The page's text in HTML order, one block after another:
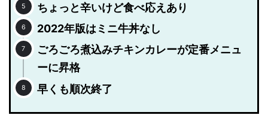
ちょっと辛いけど食べ応えあり
2022年版はミニ牛丼なし
ごろごろ煮込みチキンカレーが定番メニュ
ーに昇格
早くも順次終了